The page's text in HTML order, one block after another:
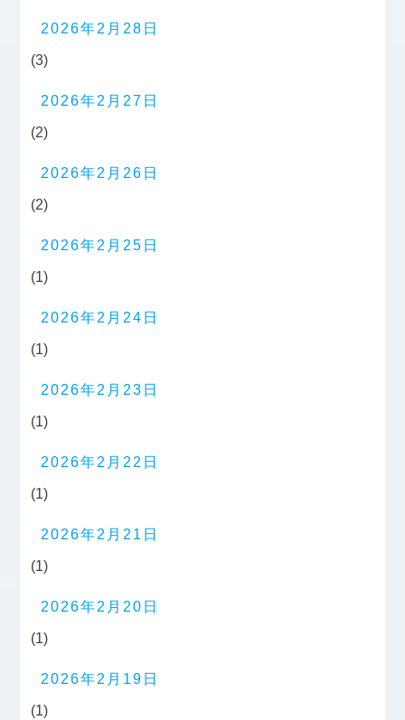
2026年2月28日
(3)
2026年2月27日
(2)
2026年2月26日
(2)
2026年2月25日
(1)
2026年2月24日
(1)
2026年2月23日
(1)
2026年2月22日
(1)
2026年2月21日
(1)
2026年2月20日
(1)
2026年2月19日
(1)